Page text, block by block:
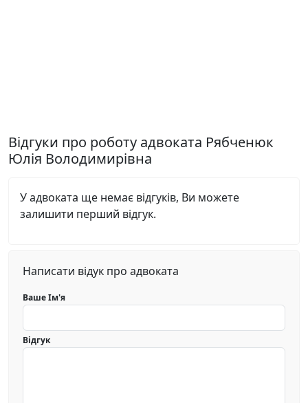
Відгуки про роботу адвоката Рябченюк
Юлія Володимирівна
У адвоката ще немає відгуків, Ви можете
залишити перший відгук.
Написати відук про адвоката
Ваше Ім'я
Відгук